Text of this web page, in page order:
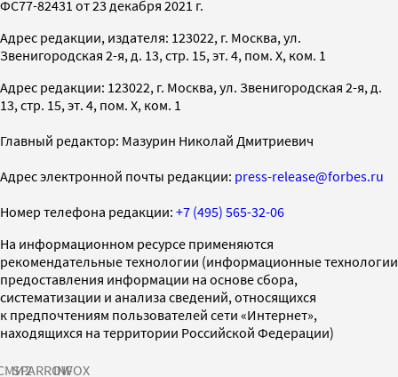
ФС77-82431 от 23 декабря 2021 г.
Адрес редакции, издателя: 123022, г. Москва, ул.
Звенигородская 2-я, д. 13, стр. 15, эт. 4, пом. X, ком. 1
Адрес редакции: 123022, г. Москва, ул. Звенигородская 2-я, д.
13, стр. 15, эт. 4, пом. X, ком. 1
Главный редактор: Мазурин Николай Дмитриевич
Адрес электронной почты редакции: press-release@forbes.ru
Номер телефона редакции: +7 (495) 565-32-06
На информационном ресурсе применяются
рекомендательные технологии (информационные технологии
предоставления информации на основе сбора,
систематизации и анализа сведений, относящихся
к предпочтениям пользователей сети «Интернет»,
находящихся на территории Российской Федерации)
SPARROWINFOX